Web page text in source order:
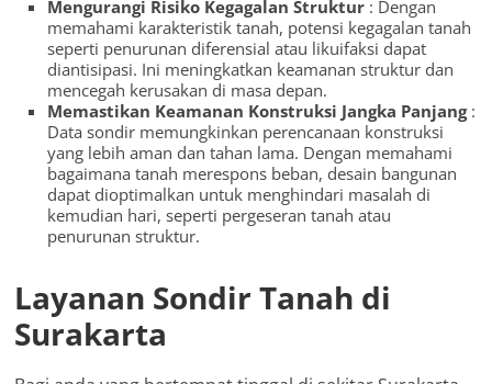
Mengurangi Risiko Kegagalan Struktur : Dengan
memahami karakteristik tanah, potensi kegagalan tanah
seperti penurunan diferensial atau likuifaksi dapat
diantisipasi. Ini meningkatkan keamanan struktur dan
mencegah kerusakan di masa depan.
Memastikan Keamanan Konstruksi Jangka Panjang:
Data sondir memungkinkan perencanaan konstruksi
yang lebih aman dan tahan lama. Dengan memahami
bagaimana tanah merespons beban, desain bangunan
dapat dioptimalkan untuk menghindari masalah di
kemudian hari, seperti pergeseran tanah atau
penurunan struktur.
Layanan Sondir Tanah di
Surakarta